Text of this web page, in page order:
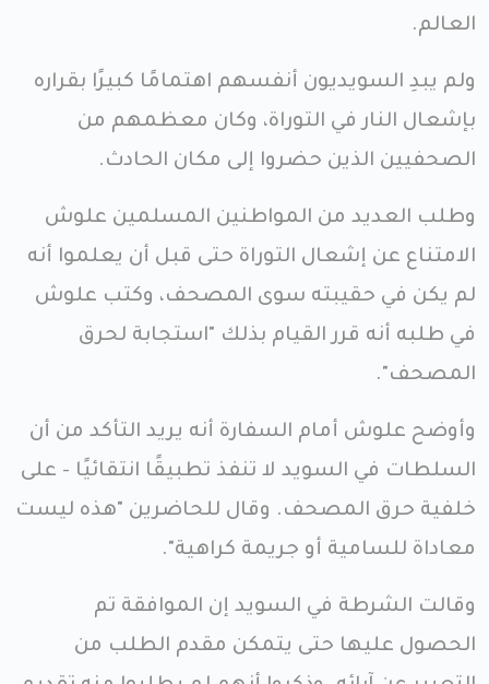
العالم.
ولم يبدِ السويديون أنفسهم اهتمامًا كبيرًا بقراره
بإشعال النار في التوراة، وكان معظمهم من
الصحفيين الذين حضروا إلى مكان الحادث.
وطلب العديد من المواطنين المسلمين علوش
الامتناع عن إشعال التوراة حتى قبل أن يعلموا أنه
لم يكن في حقيبته سوى المصحف، وكتب علوش
في طلبه أنه قرر القيام بذلك "استجابة لحرق
المصحف".
وأوضح علوش أمام السفارة أنه يريد التأكد من أن
السلطات في السويد لا تنفذ تطبيقًا انتقائيًا - على
خلفية حرق المصحف. وقال للحاضرين "هذه ليست
معاداة للسامية أو جريمة كراهية".
وقالت الشرطة في السويد إن الموافقة تم
الحصول عليها حتى يتمكن مقدم الطلب من